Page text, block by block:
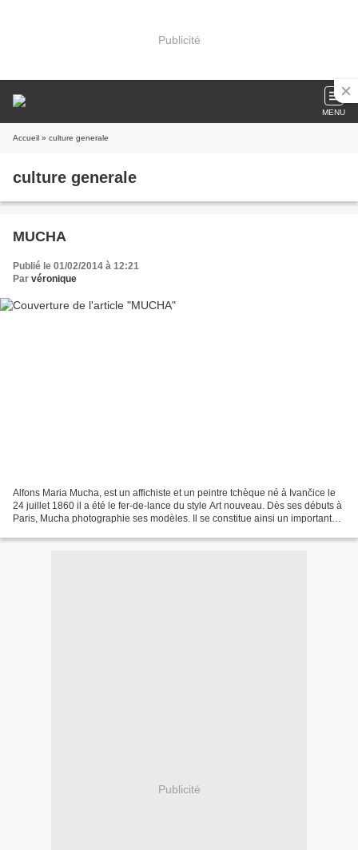
Publicité
MENU
Accueil » culture generale
culture generale
MUCHA
Publié le 01/02/2014 à 12:21
Par véronique
Alfons Maria Mucha, est un affichiste et un peintre tchèque né à Ivančice le
24 juillet 1860 il a été le fer-de-lance du style Art nouveau. Dès ses débuts à
Paris, Mucha photographie ses modèles. Il se constitue ainsi un important
Publicité